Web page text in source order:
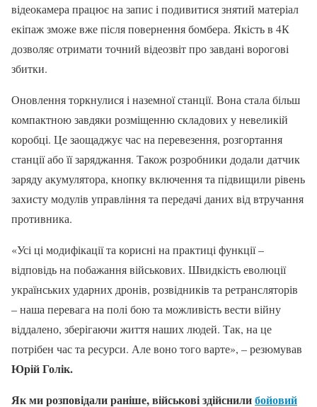
відеокамера працює на запис і подивитися знятий матеріал
екіпаж зможе вже після повернення бомбера. Якість в 4К
дозволяє отримати точний відеозвіт про завдані ворогові
збитки.
Оновлення торкнулися і наземної станції. Вона стала більш
компактною завдяки розміщенню складових у невеликій
коробці. Це заощаджує час на перевезення, розгортання
станції або її заряджання. Також розробники додали датчик
заряду акумулятора, кнопку включення та підвищили рівень
захисту модулів управління та передачі даних від втручання
противника.
«Усі ці модифікації та корисні на практиці функції –
відповідь на побажання військових. Швидкість еволюції
українських ударних дронів, розвідників та ретрансляторів
– наша перевага на полі бою та можливість вести війну
віддалено, зберігаючи життя наших людей. Так, на це
потрібен час та ресурси. Але воно того варте», – резюмував
Юрій Голік.
Як ми розповідали раніше, військові здійснилибойовий